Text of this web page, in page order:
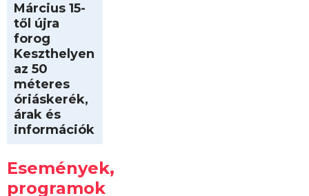
Március 15-
től újra
forog
Keszthelyen
az 50
méteres
óriáskerék,
árak és
információk
Események,
programok
Kilóméterek
2026